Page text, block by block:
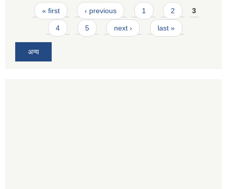
Pages
« first ‹ previous 1 2 3
4 5 next › last »
अन्य